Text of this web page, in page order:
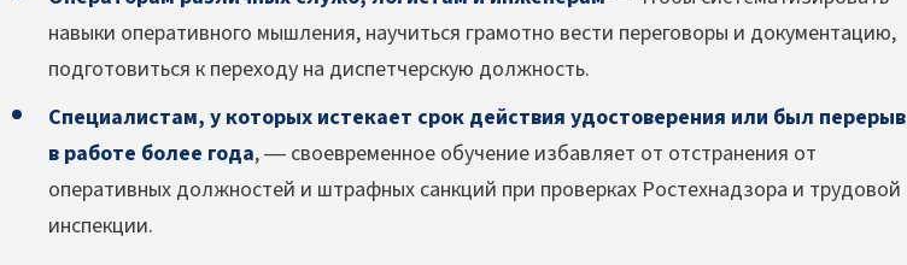
навыки оперативного мышления, научиться грамотно вести переговоры и документацию,
подготовиться к переходу на диспетчерскую должность.
Специалистам, у которых истекает срок действия удостоверения или был перерыв
в работе более года, — своевременное обучение избавляет от отстранения от
оперативных должностей и штрафных санкций при проверках Ростехнадзора и трудовой
инспекции.